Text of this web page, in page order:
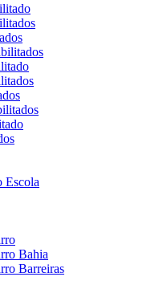
Escola
Bahia
Barreiras